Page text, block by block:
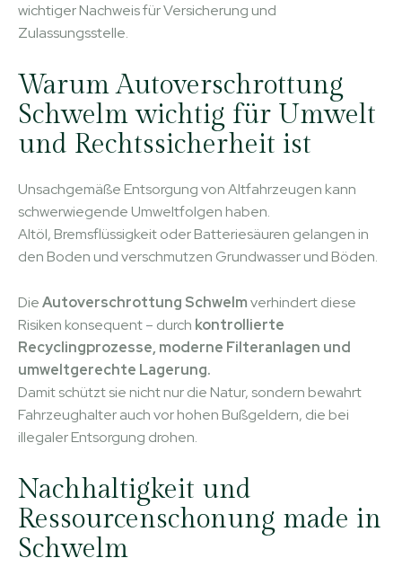
wichtiger Nachweis für Versicherung und
Zulassungsstelle.
Warum Autoverschrottung
Schwelm wichtig für Umwelt
und Rechtssicherheit ist
Unsachgemäße Entsorgung von Altfahrzeugen kann
schwerwiegende Umweltfolgen haben.
Altöl, Bremsflüssigkeit oder Batteriesäuren gelangen in
den Boden und verschmutzen Grundwasser und Böden.
DieAutoverschrottung Schwelmverhindert diese
Risiken konsequent – durch kontrollierte
Recyclingprozesse, moderne Filteranlagen und
umweltgerechte Lagerung.
Damit schützt sie nicht nur die Natur, sondern bewahrt
Fahrzeughalter auch vor hohen Bußgeldern, die bei
illegaler Entsorgung drohen.
Nachhaltigkeit und
Ressourcenschonung made in
Schwelm